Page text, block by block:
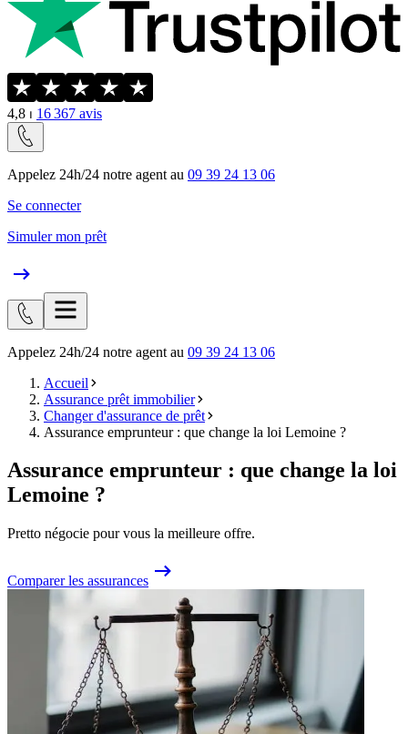
4,8 ⏐ 16 367 avis
Appelez 24h/24 notre agent au 09 39 24 13 06
Se connecter
Simuler mon prêt
Appelez 24h/24 notre agent au 09 39 24 13 06
Accueil
Assurance prêt immobilier
Changer d'assurance de prêt
Assurance emprunteur : que change la loi Lemoine ?
Assurance emprunteur : que change la loi
Lemoine ?
Pretto négocie pour vous la meilleure offre.
Comparer les assurances